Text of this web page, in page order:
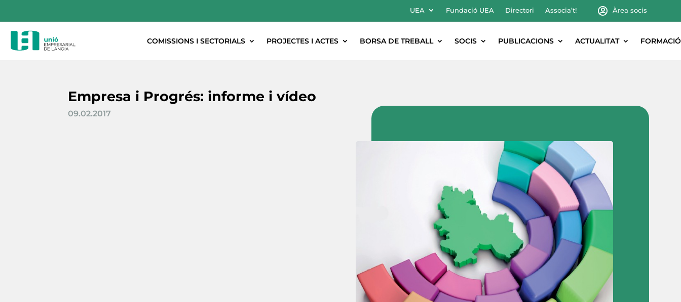
UEA Fundació UEA Directori Associa’t! Àrea socis
COMISSIONS I SECTORIALS PROJECTES I ACTES BORSA DE TREBALL SOCIS PUBLICACIONS ACTUALITAT FORMACIÓ
Empresa i Progrés: informe i vídeo
09.02.2017